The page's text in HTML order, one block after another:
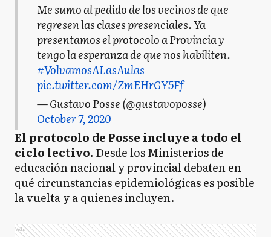
Me sumo al pedido de los vecinos de que
regresen las clases presenciales. Ya
presentamos el protocolo a Provincia y
tengo la esperanza de que nos habiliten.
#VolvamosALasAulas
pic.twitter.com/ZmEHrGY5Ff
— Gustavo Posse (@gustavoposse)
October 7, 2020
El protocolo de Posse incluye a todo el
ciclo lectivo. Desde los Ministerios de
educación nacional y provincial debaten en
qué circunstancias epidemiológicas es posible
la vuelta y a quienes incluyen.
Ads